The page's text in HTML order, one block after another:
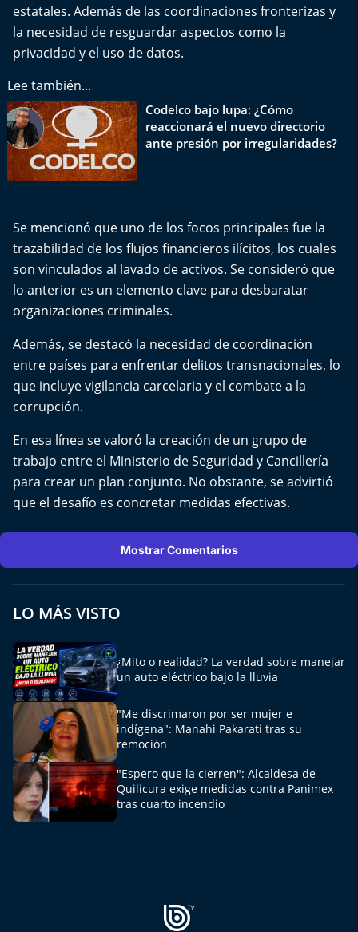
Psicología Abierta
Impacto Tecnológico
Sesiones Dieciocheras
Expreso PM
Conecta Vida
El Mejor País de Chile
Te invito a tomar once
Bío Bío en Ruta
Especiales
Chiche cuadra y su parrilla
Agenda Propia
Chile, Historia de 30 años
Carrera a La Moneda
Aquí Estamos
Sello de raza
Trasnoche
Reto Inmobiliario
Punto de Encuentro
Yo invito
estatales. Además de las coordinaciones fronterizas y
la necesidad de resguardar aspectos como la
privacidad y el uso de datos.
Lee también...
Codelco bajo lupa: ¿Cómo
reaccionará el nuevo directorio
ante presión por irregularidades?
Se mencionó que uno de los focos principales fue la
trazabilidad de los flujos financieros ilícitos, los cuales
son vinculados al lavado de activos. Se consideró que
lo anterior es un elemento clave para desbaratar
organizaciones criminales.
Además, se destacó la necesidad de coordinación
entre países para enfrentar delitos transnacionales, lo
que incluye vigilancia carcelaria y el combate a la
corrupción.
En esa línea se valoró la creación de un grupo de
trabajo entre el Ministerio de Seguridad y Cancillería
para crear un plan conjunto. No obstante, se advirtió
que el desafío es concretar medidas efectivas.
Mostrar Comentarios
LO MÁS VISTO
¿Mito o realidad? La verdad sobre manejar
un auto eléctrico bajo la lluvia
"Me discrimaron por ser mujer e
indígena": Manahi Pakarati tras su
remoción
"Espero que la cierren": Alcaldesa de
Quilicura exige medidas contra Panimex
tras cuarto incendio